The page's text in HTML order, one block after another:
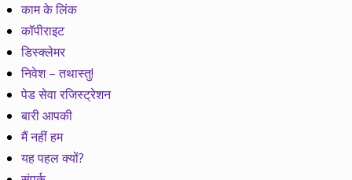
काम के लिंक
कॉपीराइट
डिस्क्लेमर
निवेश – तथास्तु!
पेड सेवा रजिस्ट्रेशन
बारी आपकी
मैं नहीं हम
यह पहल क्यों?